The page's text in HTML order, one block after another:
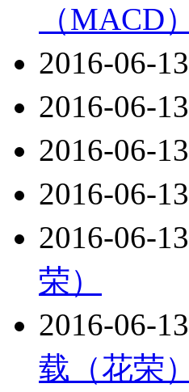
（MACD
2016-06-13
2016-06-13
2016-06-13
2016-06-13
2016-06-13
荣）
2016-06-13
载（花荣）